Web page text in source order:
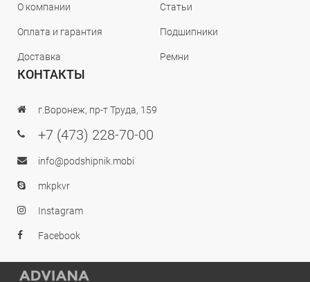
О компании
Оплата и гарантия
Доставка
Статьи
Подшипники
Ремни
КОНТАКТЫ
г.Воронеж, пр-т Труда, 159
+7 (473) 228-70-00
info@podshipnik.mobi
mkpkvr
Instagram
Facebook